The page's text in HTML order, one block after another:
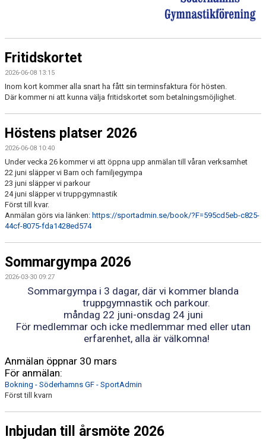
DOKUMENT
Fritidskortet
2026-06-08 13:15
Inom kort kommer alla snart ha fått sin terminsfaktura för hösten.
Där kommer ni att kunna välja fritidskortet som betalningsmöjlighet.
Höstens platser 2026
2026-06-08 10:40
Under vecka 26 kommer vi att öppna upp anmälan till våran verksamhet
22 juni släpper vi Barn och familjegympa
23 juni släpper vi parkour
24 juni släpper vi truppgymnastik
Först till kvar.
Anmälan görs via länken: https://sportadmin.se/book/?F=595cd5eb-c825-
44cf-8075-fda1428ed574
Sommargympa 2026
2026-03-30 09:27
Sommargympa i 3 dagar, där vi kommer blanda
truppgymnastik och parkour.
måndag 22 juni-onsdag 24 juni
För medlemmar och icke medlemmar med eller utan
erfarenhet, alla är välkomna!
Anmälan öppnar 30 mars
För anmälan:
Bokning - Söderhamns GF - SportAdmin
Först till kvarn
Inbjudan till årsmöte 2026